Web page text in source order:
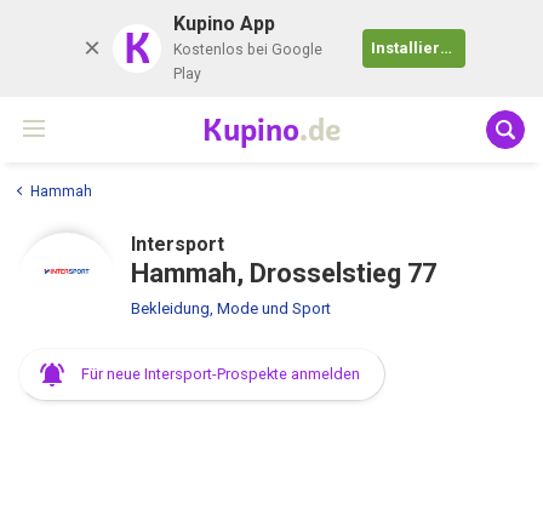
K Kupino App
Kostenlos bei Google
Play
Installieren
Kupino.de
Hammah
Intersport
Hammah, Drosselstieg 77
Bekleidung, Mode und Sport
Für neue Intersport-Prospekte anmelden